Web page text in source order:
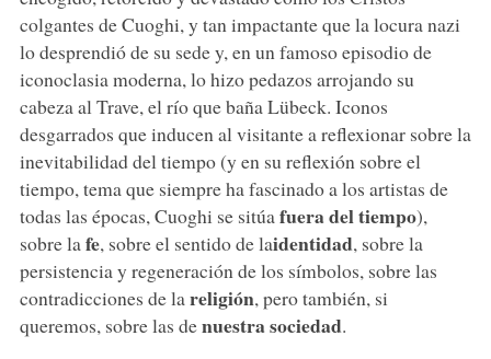
colgantes de Cuoghi, y tan impactante que la locura nazi
lo desprendió de su sede y, en un famoso episodio de
iconoclasia moderna, lo hizo pedazos arrojando su
cabeza al Trave, el río que baña Lübeck. Iconos
desgarrados que inducen al visitante a reflexionar sobre la
inevitabilidad del tiempo (y en su reflexión sobre el
tiempo, tema que siempre ha fascinado a los artistas de
todas las épocas, Cuoghi se sitúa fuera del tiempo),
sobre la fe, sobre el sentido de laidentidad, sobre la
persistencia y regeneración de los símbolos, sobre las
contradicciones de la religión, pero también, si
queremos, sobre las denuestra sociedad.